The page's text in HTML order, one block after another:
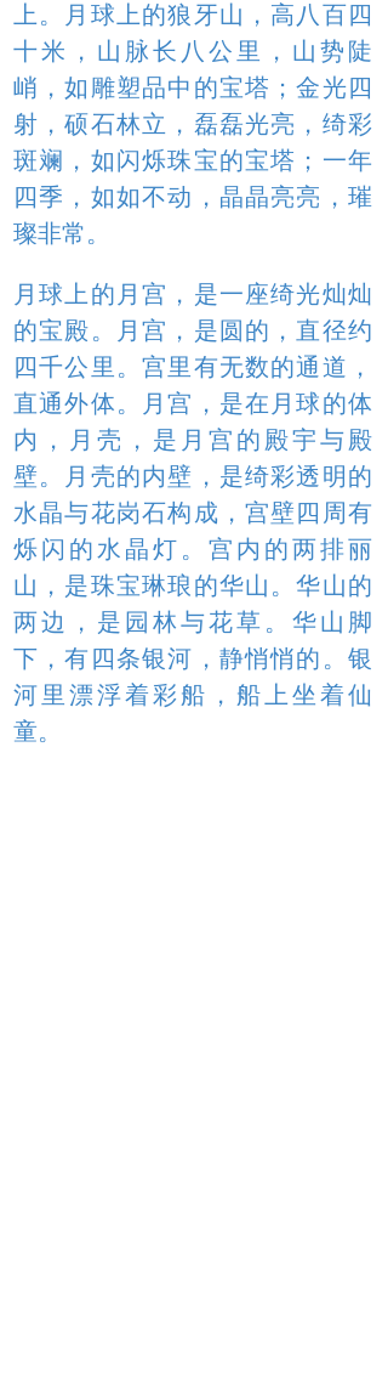
上。月球上的狼牙山，高八百四
十米，山脉长八公里，山势陡
峭，如雕塑品中的宝塔；金光四
射，硕石林立，磊磊光亮，绮彩
斑斓，如闪烁珠宝的宝塔；一年
四季，如如不动，晶晶亮亮，璀
璨非常。
月球上的月宫，是一座绮光灿灿
的宝殿。月宫，是圆的，直径约
四千公里。宫里有无数的通道，
直通外体。月宫，是在月球的体
内，月壳，是月宫的殿宇与殿
壁。月壳的内壁，是绮彩透明的
水晶与花岗石构成，宫壁四周有
烁闪的水晶灯。宫内的两排丽
山，是珠宝琳琅的华山。华山的
两边，是园林与花草。华山脚
下，有四条银河，静悄悄的。银
河里漂浮着彩船，船上坐着仙
童。